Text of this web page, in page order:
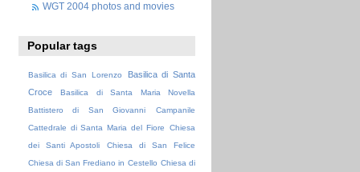
WGT 2004 photos and movies
Popular tags
Basilica di San Lorenzo
Basilica di Santa
Croce
Basilica di Santa Maria Novella
Battistero di San Giovanni
Campanile
Cattedrale di Santa Maria del Fiore
Chiesa
dei Santi Apostoli
Chiesa di San Felice
Chiesa di San Frediano in Cestello Chiesa di